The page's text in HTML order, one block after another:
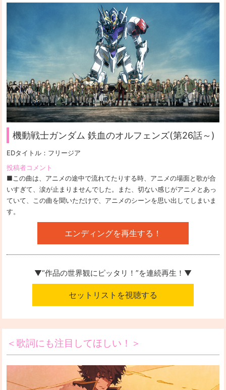
機動戦士ガンダム 鉄血のオルフェンズ(第26話～)
EDタイトル： フリージア
投稿者コメント
■この曲は、アニメの途中で流れてたりする時、アニメの場面と歌が合
いすぎて、涙が止まりませんでした。また、切ない感じがアニメとあっ
ていて、この曲を聞いただけで、アニメのシーンを思い出してしまいま
す。
エンディングを再生する！
▼“作品の世界観にピッタリ！”を連続再生！▼
セットリストを視聴する
＜歌詞にも注目してほしい！＞